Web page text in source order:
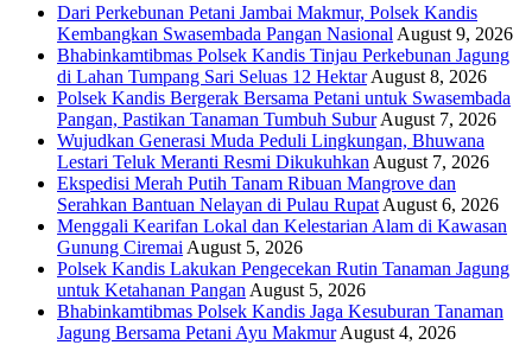
Dari Perkebunan Petani Jambai Makmur, Polsek Kandis
Kembangkan Swasembada Pangan Nasional August 9, 2026
Bhabinkamtibmas Polsek Kandis Tinjau Perkebunan Jagung
di Lahan Tumpang Sari Seluas 12 Hektar August 8, 2026
Polsek Kandis Bergerak Bersama Petani untuk Swasembada
Pangan, Pastikan Tanaman Tumbuh Subur August 7, 2026
Wujudkan Generasi Muda Peduli Lingkungan, Bhuwana
Lestari Teluk Meranti Resmi Dikukuhkan August 7, 2026
Ekspedisi Merah Putih Tanam Ribuan Mangrove dan
Serahkan Bantuan Nelayan di Pulau Rupat August 6, 2026
Menggali Kearifan Lokal dan Kelestarian Alam di Kawasan
Gunung Ciremai August 5, 2026
Polsek Kandis Lakukan Pengecekan Rutin Tanaman Jagung
untuk Ketahanan Pangan August 5, 2026
Bhabinkamtibmas Polsek Kandis Jaga Kesuburan Tanaman
Jagung Bersama Petani Ayu Makmur August 4, 2026